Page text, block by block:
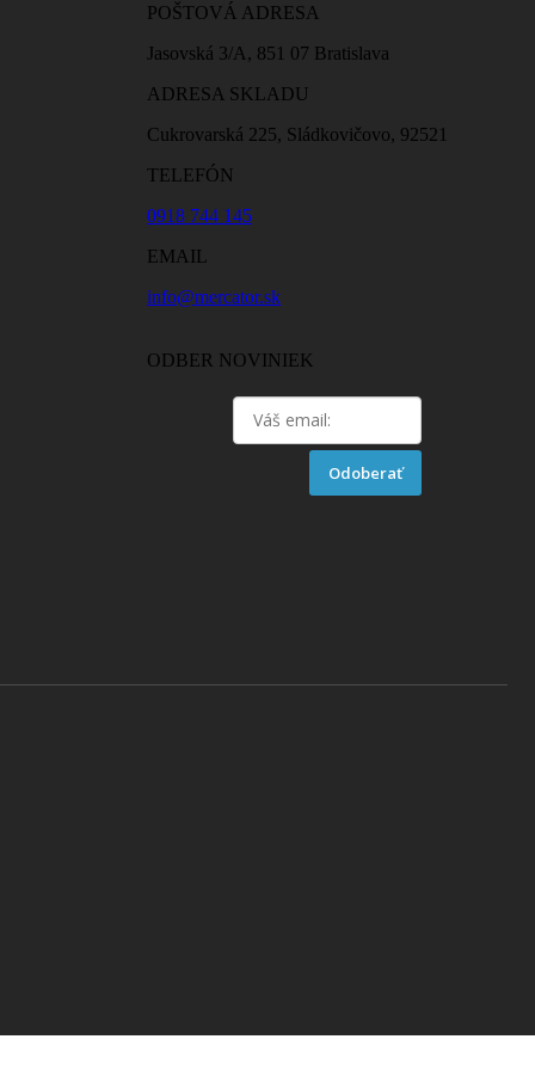
POŠTOVÁ ADRESA
Jasovská 3/A, 851 07 Bratislava
ADRESA SKLADU
Cukrovarská 225, Sládkovičovo, 92521
TELEFÓN
0918 744 145
EMAIL
info@mercator.sk
ODBER NOVINIEK
Odoberať